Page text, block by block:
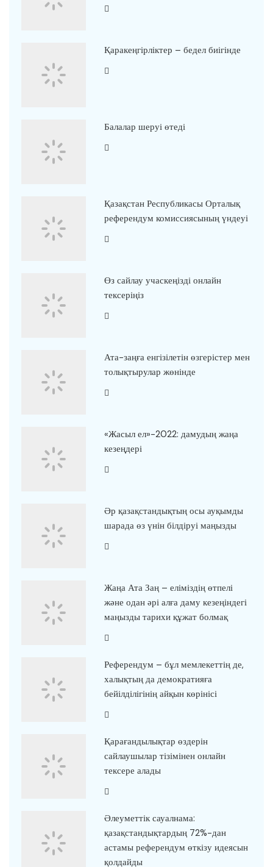
Қаракеңгірліктер – бедел биігінде
Балалар шеруі өтеді
Қазақстан Республикасы Орталық
референдум комиссиясының үндеуі
Өз сайлау учаскеңізді онлайн
тексеріңіз
Ата-заңға енгізілетін өзгерістер мен
толықтырулар жөнінде
«Жасыл ел»-2022: дамудың жаңа
кезеңдері
Әр қазақстандықтың осы ауқымды
шарада өз үнін білдіруі маңызды
Жаңа Ата Заң – еліміздің өтпелі
және одан әрі алға даму кезеңіндегі
маңызды тарихи құжат болмақ
Референдум – бұл мемлекеттің де,
халықтың да демократияға
бейілділігінің айқын көрінісі
Қарағандылықтар өздерін
сайлаушылар тізімінен онлайн
тексере алады
Әлеуметтік сауалнама:
қазақстандықтардың 72%-дан
астамы референдум өткізу идеясын
қолдайды